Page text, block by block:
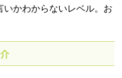
かわからないレベル。お